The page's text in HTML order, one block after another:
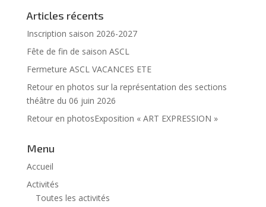
Articles récents
Inscription saison 2026-2027
Fête de fin de saison ASCL
Fermeture ASCL VACANCES ETE
Retour en photos sur la représentation des sections
théâtre du 06 juin 2026
Retour en photosExposition « ART EXPRESSION »
Menu
Accueil
Activités
Toutes les activités